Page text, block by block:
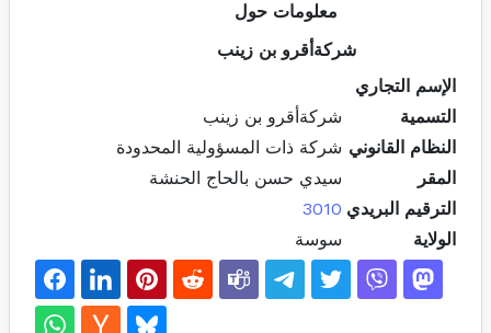
معلومات حول
شركةأقرو بن زينب
الإسم التجاري
التسمية
شركةأقرو بن زينب
النظام القانوني شركة ذات المسؤولية المحدودة
المقر
سيدي حسن بالحاج الحنشة
الترقيم البريدي 3010
الولاية
سوسة